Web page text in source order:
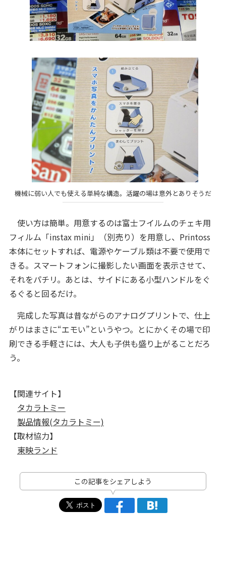
機械に弱い人でも使える単純な構造。活躍の場は意外とありそうだ
使い方は簡単。用意するのは富士フイルムのチェキ用
フィルム「instax mini」（別売り）を用意し、Printoss
本体にセットすれば、電源やケーブル類は不要で使用で
きる。スマートフォンに撮影したい画面を表示させて、
それをパチリ。あとは、サイドにある小型ハンドルをぐ
るぐると回るだけ。
完成した写真は昔ながらのアナログプリントで、仕上
がりはまさに“エモい”というやつ。とにかくその場で印
刷できる手軽さには、大人も子供も盛り上がることだろ
う。
【関連サイト】
タカラトミー
製品情報(タカラトミー)
【取材協力】
東映ランド
この記事をシェアしよう